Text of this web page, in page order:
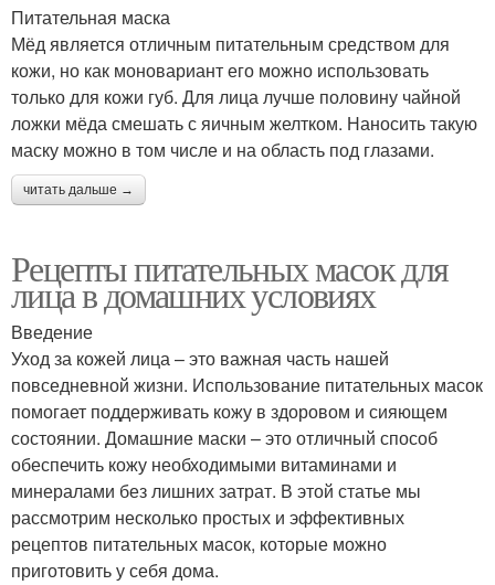
Питательная маска
Мёд является отличным питательным средством для
кожи, но как моновариант его можно использовать
только для кожи губ. Для лица лучше половину чайной
ложки мёда смешать с яичным желтком. Наносить такую
маску можно в том числе и на область под глазами.
читать дальше →
Рецепты питательных масок для
лица в домашних условиях
Введение
Уход за кожей лица – это важная часть нашей
повседневной жизни. Использование питательных масок
помогает поддерживать кожу в здоровом и сияющем
состоянии. Домашние маски – это отличный способ
обеспечить кожу необходимыми витаминами и
минералами без лишних затрат. В этой статье мы
рассмотрим несколько простых и эффективных
рецептов питательных масок, которые можно
приготовить у себя дома.